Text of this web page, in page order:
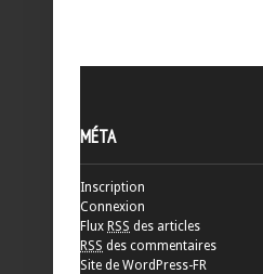
MÉTA
Inscription
Connexion
Flux RSS des articles
RSS des commentaires
Site de WordPress-FR